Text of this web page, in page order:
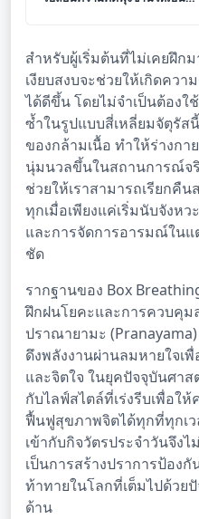
สำหรับผู้เริ่มต้นที่ไม่เคยฝึก
เงียบสงบจะช่วยให้เกิดควา
ได้ดีขึ้น โดยไม่จำเป็นต้องใ
ซ้ำในรูปแบบสี่เหลี่ยมจัตุรัส
ของกล้ามเนื้อ ทำให้ร่างก
นุ่มนวลขึ้นในสถานการณ์จ
ช่วยให้เราสามารถเรียกคื
ทุกเมื่อเพียงแค่เริ่มนับจังห
และการจัดการอารมณ์ใน
ชัด
รากฐานของ Box
ฝึกฝนโยคะและการควบคุม
ปราณายามะ
ดึงพลังงานผ่านลมหายใจเ
และจิตใจ ในยุคปัจจุบันศา
กับไลฟ์สไตล์ที่เร่งรีบเพื่อใ
ฟื้นฟูสุขภาพจิตได้ทุกที่ทุกเ
เข้ากับกิจวัตรประจำวันจึง
เป็นการสร้างปราการป้อง
ท้าทายในโลกที่เต็มไปด้วย
ด้าน